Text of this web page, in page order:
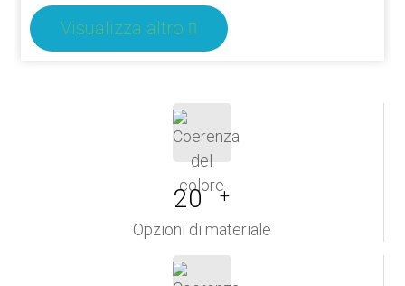
Visualizza altro
20 +
Opzioni di materiale